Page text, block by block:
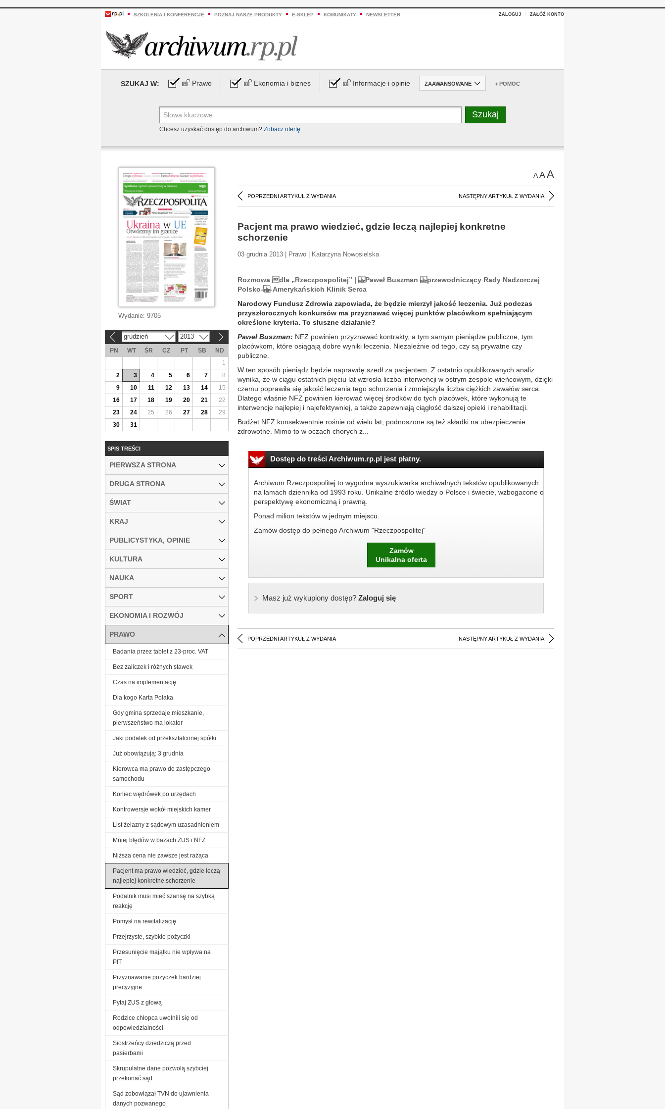
SZKOLENIA I KONFERENCJE POZNAJ NASZE PRODUKTY E-SKLEP KOMUNIKATY NEWSLETTER ZALOGUJ ZAŁÓŻ KONTO
SZUKAJ W: Prawo Ekonomia i biznes Informacje i opinie ZAAWANSOWANE + POMOC
Chcesz uzyskać dostęp do archiwum? Zobacz ofertę
AAA
POPRZEDNI ARTYKUŁ Z WYDANIA NASTĘPNY ARTYKUŁ Z WYDANIA
Pacjent ma prawo wiedzieć, gdzie leczą najlepiej konkretne
schorzenie
03 grudnia 2013 | Prawo | Katarzyna Nowosielska
Rozmowa dla „Rzeczpospolitej” | Paweł Buszman przewodniczący Rady Nadzorczej
Polsko- -Amerykańskich Klinik Serca
Narodowy Fundusz Zdrowia zapowiada, że będzie mierzył jakość leczenia. Już podczas
przyszłorocznych konkursów ma przyznawać więcej punktów placówkom spełniającym
określone kryteria. To słuszne działanie?
Paweł Buszman: NFZ powinien przyznawać kontrakty, a tym samym pieniądze publiczne, tym
placówkom, które osiągają dobre wyniki leczenia. Niezależnie od tego, czy są prywatne czy
publiczne.
W ten sposób pieniądz będzie naprawdę szedł za pacjentem. Z ostatnio opublikowanych analiz
wynika, że w ciągu ostatnich pięciu lat wzrosła liczba interwencji w ostrym zespole wieńcowym, dzięki
czemu poprawiła się jakość leczenia tego schorzenia i zmniejszyła liczba ciężkich zawałów serca.
Dlatego właśnie NFZ powinien kierować więcej środków do tych placówek, które wykonują te
interwencje najlepiej i najefektywniej, a także zapewniają ciągłość dalszej opieki i rehabilitacji.
Budżet NFZ konsekwentnie rośnie od wielu lat, podnoszone są też składki na ubezpieczenie
zdrowotne. Mimo to w oczach chorych z...
Dostęp do treści Archiwum.rp.pl jest płatny.
Archiwum Rzeczpospolitej to wygodna wyszukiwarka archiwalnych tekstów opublikowanych
na łamach dziennika od 1993 roku. Unikalne źródło wiedzy o Polsce i świecie, wzbogacone o
perspektywę ekonomiczną i prawną.
Ponad milion tekstów w jednym miejscu.
Zamów dostęp do pełnego Archiwum "Rzeczpospolitej"
Zamów
Unikalna oferta
Masz już wykupiony dostęp?Zaloguj się
POPRZEDNI ARTYKUŁ Z WYDANIA NASTĘPNY ARTYKUŁ Z WYDANIA
Wydanie: 9705
grudzień 2013
PN WT ŚR CZ PT SB
ND
1
2
3 4 5 6 7
8
9
10 11 12 13 14
15
16
17 18 19 20 21
22
23
24 25 26 27 28
29
30
31
SPIS TREŚCI
PIERWSZA STRONA
DRUGA STRONA
ŚWIAT
KRAJ
PUBLICYSTYKA, OPINIE
KULTURA
NAUKA
SPORT
EKONOMIA I ROZWÓJ
PRAWO
Badania przez tablet z 23-proc. VAT
Bez zaliczek i różnych stawek
Czas na implementację
Dla kogo Karta Polaka
Gdy gmina sprzedaje mieszkanie,
pierwszeństwo ma lokator
Jaki podatek od przekształconej spółki
Już obowiązują: 3 grudnia
Kierowca ma prawo do zastępczego
samochodu
Koniec wędrówek po urzędach
Kontrowersje wokół miejskich kamer
List żelazny z sądowym uzasadnieniem
Mniej błędów w bazach ZUS i NFZ
Niższa cena nie zawsze jest rażąca
Pacjent ma prawo wiedzieć, gdzie leczą
najlepiej konkretne schorzenie
Podatnik musi mieć szansę na szybką
reakcję
Pomysł na rewitalizację
Przejrzyste, szybkie pożyczki
Przesunięcie majątku nie wpływa na
PIT
Przyznawanie pożyczek bardziej
precyzyjne
Pytaj ZUS z głową
Rodzice chłopca uwolnili się od
odpowiedzialności
Siostrzeńcy dziedziczą przed
pasierbami
Skrupulatne dane pozwolą szybciej
przekonać sąd
Sąd zobowiązał TVN do ujawnienia
danych pozwanego